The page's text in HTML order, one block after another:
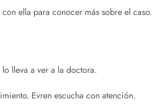
ella para conocer más sobre el caso.
lleva a ver a la doctora.
Evren escucha con atención.